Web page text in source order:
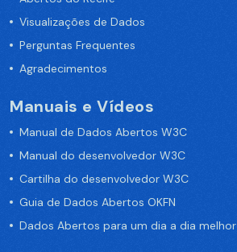
Visualizações de Dados
Perguntas Frequentes
Agradecimentos
Manuais e Vídeos
Manual de Dados Abertos W3C
Manual do desenvolvedor W3C
Cartilha do desenvolvedor W3C
Guia de Dados Abertos OKFN
Dados Abertos para um dia a dia melhor